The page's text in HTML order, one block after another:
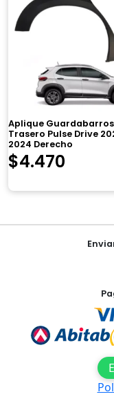
Aplique Guardabarros
Trasero Pulse Drive
2024 Derecho
$4.470
Navegación
Tu